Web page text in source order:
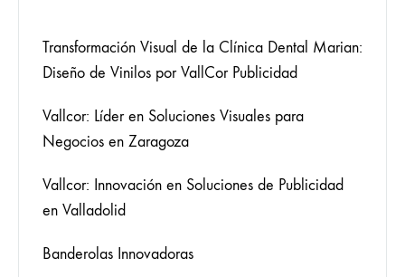
Transformación Visual de la Clínica Dental Marian:
Diseño de Vinilos por VallCor Publicidad
Vallcor: Líder en Soluciones Visuales para
Negocios en Zaragoza
Vallcor: Innovación en Soluciones de Publicidad
en Valladolid
Banderolas Innovadoras